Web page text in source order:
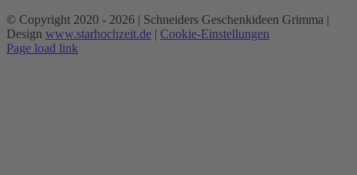
© Copyright 2020 - 2026 | Schneiders Geschenkideen Grimma |
Design www.starhochzeit.de | Cookie-Einstellungen
Page load link